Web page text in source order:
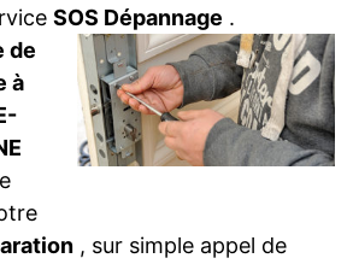
SOS Dépannage .
de
à
, sur simple appel de